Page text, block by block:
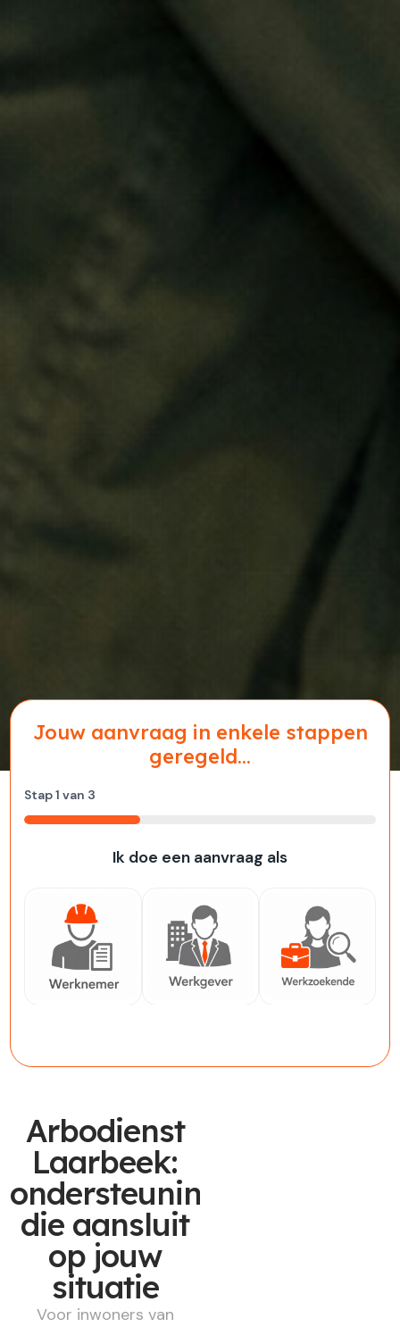
Jouw aanvraag in enkele stappen
geregeld...
Stap1 van 3
33%
Ik doe een aanvraag als
Arbodienst
Laarbeek:
ondersteuning
die aansluit
op jouw
situatie
Voor inwoners van